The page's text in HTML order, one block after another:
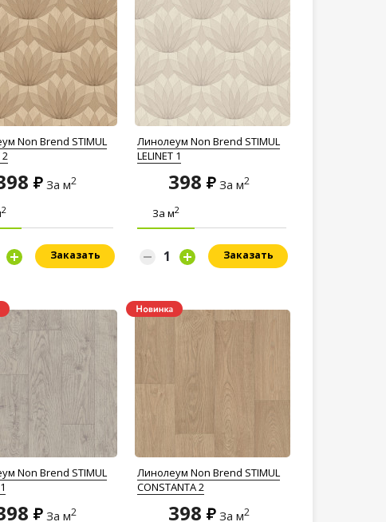
Non Brend STIMUL
2
За м2
2
Заказать
Линолеум Non Brend STIMUL
LELINET 1
398 За м2
За м2
Заказать
Non Brend STIMUL
За м2
Линолеум Non Brend STIMUL
CONSTANTA 2
398 За м2